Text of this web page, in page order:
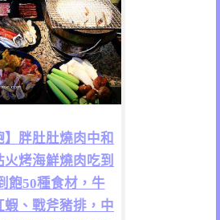
】胖肚肚燒肉中和
烤海鮮燒肉吃到
飽50種食材，牛
、戰斧豬排，中